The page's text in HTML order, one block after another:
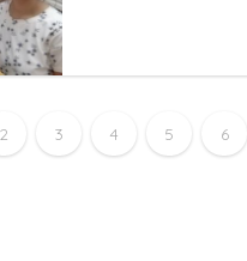
2 3 4 5 6